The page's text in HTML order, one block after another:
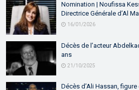
Nomination | Noufissa
Directrice Générale d’Al
16/01/2026
Décès de l’acteur
ans
21/10/2025
Décès d’Ali Hassan,